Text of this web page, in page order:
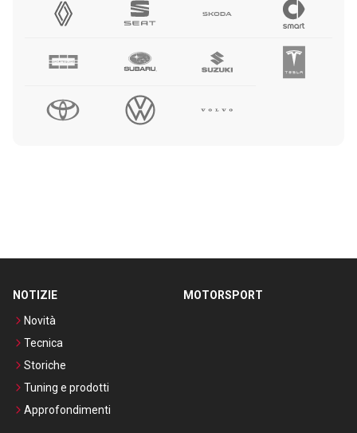
NOTIZIE
Novità
Tecnica
Storiche
Tuning e prodotti
Approfondimenti
MOTORSPORT